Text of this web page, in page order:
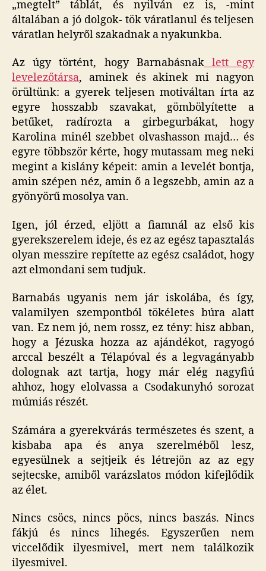
„megtelt” táblát, és nyilván ez is, -mint
általában a jó dolgok- tök váratlanul és teljesen
váratlan helyről szakadnak a nyakunkba.
Az úgy történt, hogy Barnabásnaklett egy
levelezőtársa, aminek és akinek mi nagyon
örültünk: a gyerek teljesen motiváltan írta az
egyre hosszabb szavakat, gömbölyítette a
betűket, radírozta a girbegurbákat, hogy
Karolina minél szebbet olvashasson majd… és
egyre többször kérte, hogy mutassam meg neki
megint a kislány képeit: amin a levelét bontja,
amin szépen néz, amin ő a legszebb, amin az a
gyönyörű mosolya van.
Igen, jól érzed, eljött a fiamnál az első kis
gyerekszerelem ideje, és ez az egész tapasztalás
olyan messzire repítette az egész családot, hogy
azt elmondani sem tudjuk.
Barnabás ugyanis nem jár iskolába, és így,
valamilyen szempontból tökéletes búra alatt
van. Ez nem jó, nem rossz, ez tény: hisz abban,
hogy a Jézuska hozza az ajándékot, ragyogó
arccal beszélt a Télapóval és a legvagányabb
dolognak azt tartja, hogy már elég nagyfiú
ahhoz, hogy elolvassa a Csodakunyhó sorozat
múmiás részét.
Számára a gyerekvárás természetes és szent, a
kisbaba apa és anya szerelméből lesz,
egyesülnek a sejtjeik és létrejön az az egy
sejtecske, amiből varázslatos módon kifejlődik
az élet.
Nincs csöcs, nincs pöcs, nincs baszás. Nincs
fákjú és nincs lihegés. Egyszerűen nem
viccelődik ilyesmivel, mert nem találkozik
ilyesmivel.